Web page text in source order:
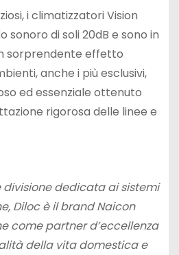
i climatizzatori Vision
sonoro di soli 20dB e sono in
sorprendente effetto
anche i più esclusivi,
ed essenziale ottenuto
rigorosa delle linee e
divisione dedicata ai sistemi
Diloc è il brand Naicon
come partner d’eccellenza
della vita domestica e